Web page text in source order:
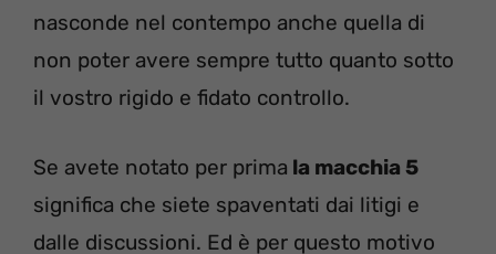
nasconde nel contempo anche quella di
non poter avere sempre tutto quanto sotto
il vostro rigido e fidato controllo.
Se avete notato per prima la macchia 5
significa che siete spaventati dai litigi e
dalle discussioni. Ed è per questo motivo